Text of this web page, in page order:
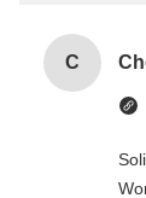
C